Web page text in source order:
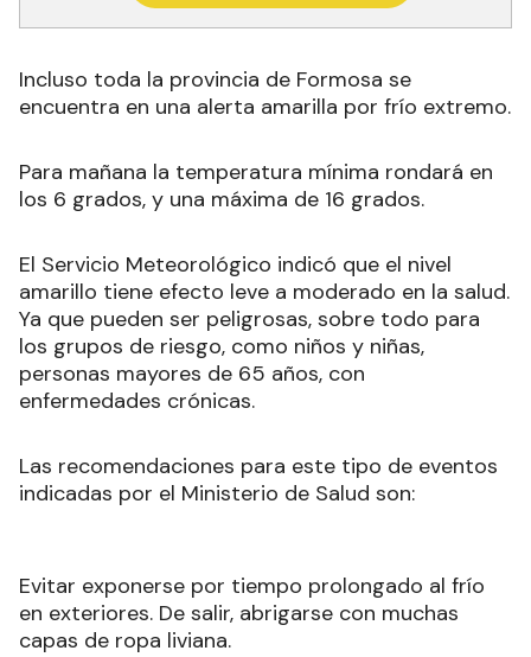
Incluso toda la provincia de Formosa se
encuentra en una alerta amarilla por frío extremo.
Para mañana la temperatura mínima rondará en
los 6 grados, y una máxima de 16 grados.
El Servicio Meteorológico indicó que el nivel
amarillo tiene efecto leve a moderado en la salud.
Ya que pueden ser peligrosas, sobre todo para
los grupos de riesgo, como niños y niñas,
personas mayores de 65 años, con
enfermedades crónicas.
Las recomendaciones para este tipo de eventos
indicadas por el Ministerio de Salud son:
Evitar exponerse por tiempo prolongado al frío
en exteriores. De salir, abrigarse con muchas
capas de ropa liviana.